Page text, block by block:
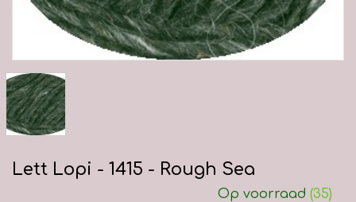
Lett Lopi - 1415 - Rough Sea
Op voorraad (35)